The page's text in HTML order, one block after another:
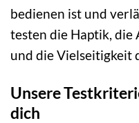
bedienen ist und
testen die Haptik, die
und die Vielseitigkeit
Unsere
dich